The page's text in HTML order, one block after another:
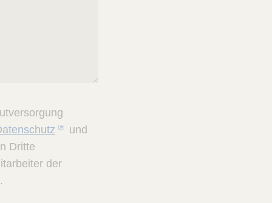
und
Dritte
der